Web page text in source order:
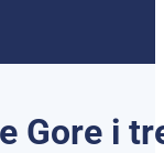
Gore i